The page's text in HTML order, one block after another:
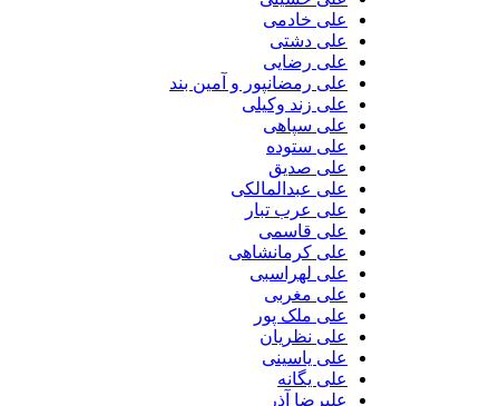
علی خادمی
علی دشتی
علی رضایی
علی رمضانپور و آمین بند
علی زند وکیلی
علی سپاهی
علی ستوده
علی صدیق
علی عبدالمالکی
علی عرب تبار
علی قاسمی
علی کرمانشاهی
علی لهراسبی
علی مغربی
علی ملک پور
علی نظریان
علی یاسینی
علی یگانه
علیرضا آذر